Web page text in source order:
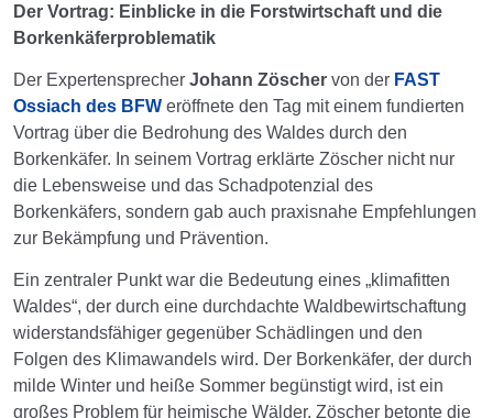
Der Vortrag: Einblicke in die Forstwirtschaft und die
Borkenkäferproblematik
Der Expertensprecher Johann Zöscher von der FAST
Ossiach des BFW eröffnete den Tag mit einem fundierten
Vortrag über die Bedrohung des Waldes durch den
Borkenkäfer. In seinem Vortrag erklärte Zöscher nicht nur
die Lebensweise und das Schadpotenzial des
Borkenkäfers, sondern gab auch praxisnahe Empfehlungen
zur Bekämpfung und Prävention.
Ein zentraler Punkt war die Bedeutung eines „klimafitten
Waldes“, der durch eine durchdachte Waldbewirtschaftung
widerstandsfähiger gegenüber Schädlingen und den
Folgen des Klimawandels wird. Der Borkenkäfer, der durch
milde Winter und heiße Sommer begünstigt wird, ist ein
großes Problem für heimische Wälder. Zöscher betonte die